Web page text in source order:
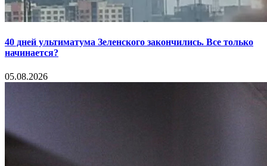
40 дней ультиматума Зеленского закончились. Все только
начинается?
05.08.2026